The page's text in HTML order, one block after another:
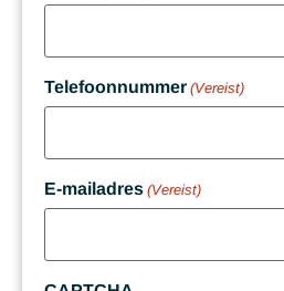
Telefoonnummer (Vereist)
E-mailadres (Vereist)